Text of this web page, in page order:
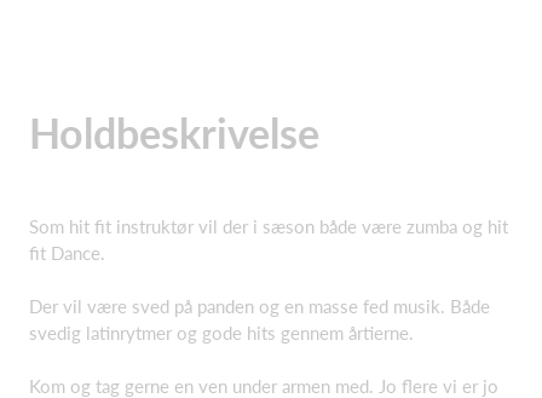
Holdbeskrivelse
Som hit fit instruktør vil der i sæson både være zumba og hit
fit Dance.
Der vil være sved på panden og en masse fed musik. Både
svedig latinrytmer og gode hits gennem årtierne.
Kom og tag gerne en ven under armen med. Jo flere vi er jo